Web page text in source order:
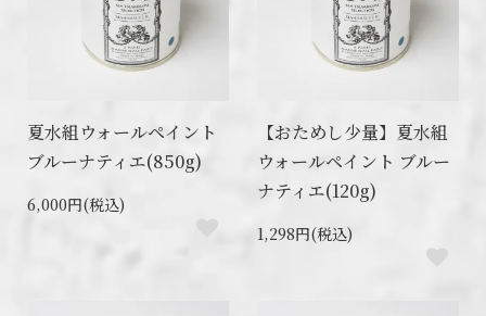
夏水組ウォールペイント
ブルーナティエ(850g)
6,000円(税込)
【おためし少量】夏水組
ウォールペイント ブルー
ナティエ(120g)
1,298円(税込)